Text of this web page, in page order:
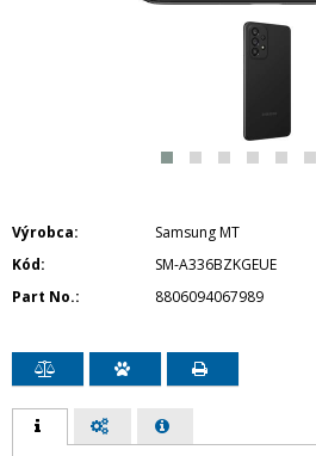
Výrobca
Samsung MT
Kód
SM-A336BZKGEUE
Part No.
8806094067989